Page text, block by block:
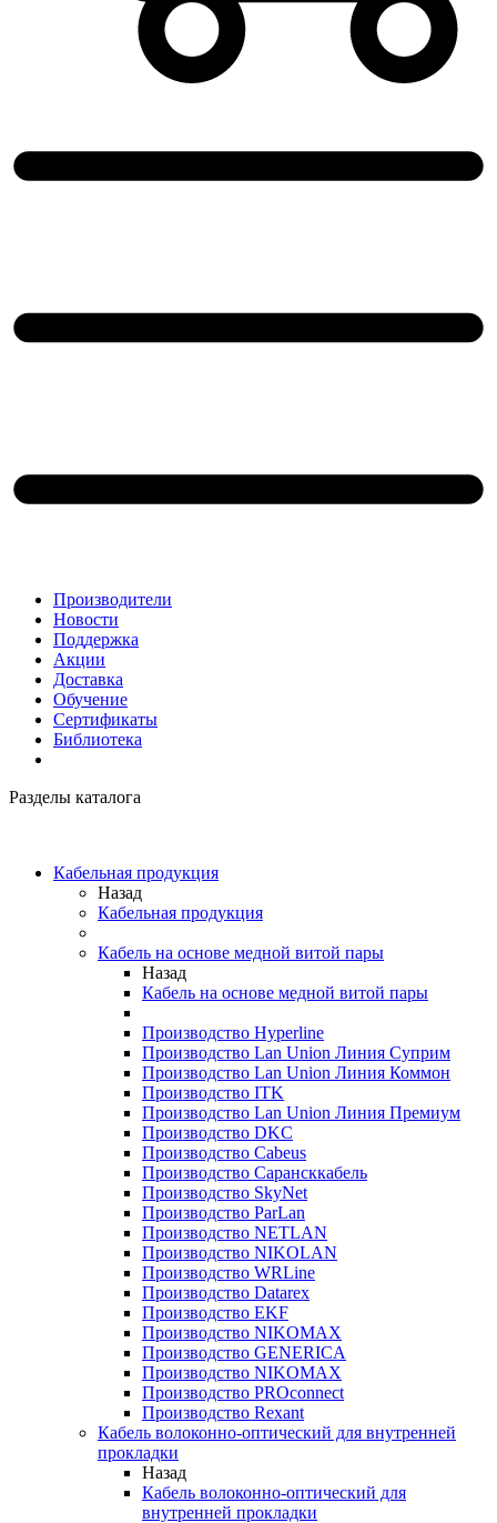
Производители
Новости
Поддержка
Акции
Доставка
Обучение
Сертификаты
Библиотека
Разделы каталога
Кабельная продукция
Назад
Кабельная продукция
Кабель на основе медной витой пары
Назад
Кабель на основе медной витой пары
Производство Hyperline
Производство Lan Union Линия Суприм
Производство Lan Union Линия Коммон
Производство ITK
Производство Lan Union Линия Премиум
Производство DKC
Производство Cabeus
Производство Сарансккабель
Производство SkyNet
Производство ParLan
Производство NETLAN
Производство NIKOLAN
Производство WRLine
Производство Datarex
Производство EKF
Производство NIKOMAX
Производство GENERICA
Производство NIKOMAX
Производство PROconnect
Производство Rexant
Кабель волоконно-оптический для внутренней
прокладки
Назад
Кабель волоконно-оптический для
внутренней прокладки